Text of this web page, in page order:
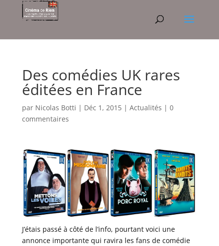
Des comédies UK rares
éditées en France
par Nicolas Botti | Déc 1, 2015| Actualités | 0
commentaires
J’étais passé à côté de l’info, pourtant voici une
annonce importante qui ravira les fans de comédie